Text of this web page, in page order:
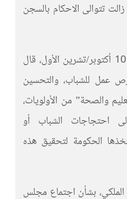
تتوالى الاحكام بالسجن
في خطاب ألقاه في 10 أكتوبر/تشرين الأول، قال
عمل للشباب، والتحسين
والصحة” من الأولويات،
احتجاجات الشباب أو
الحكومة لتحقيق هذه
الملكي، بشأن اجتماع مجلس